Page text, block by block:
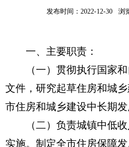
发布时间：2022-12-30 浏
一、 主要职责：
（一）贯彻执行国家
文件，研究起草住房和城
市住房和城乡建设中长期
（二）负责城镇中低
实施。制定全市住房保障